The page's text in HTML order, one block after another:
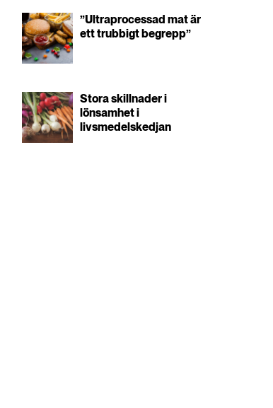
”Ultraprocessad mat är
ett trubbigt begrepp”
Stora skillnader i
lönsamhet i
livsmedelskedjan